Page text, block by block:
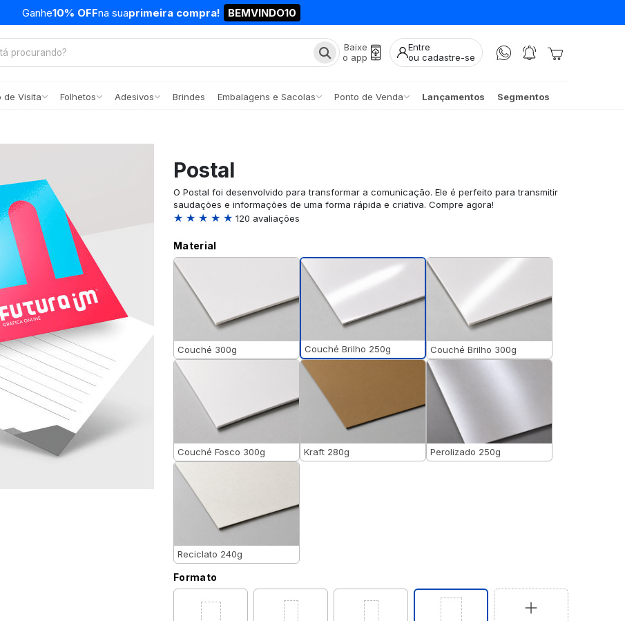
Ganhe10% OFFna suaprimeira compra! BEMVINDO10
Baixe
o app
Entre
ou cadastre-se
de Visita Folhetos Adesivos Brindes Embalagens e Sacolas Ponto de Venda Lançamentos Segmentos
Postal
O Postal foi desenvolvido para transformar a comunicação. Ele é perfeito para transmitir
saudações e informações de uma forma rápida e criativa. Compre agora!
★ ★ ★ ★ ★ 120 avaliações
Material
Couché 300g Couché Brilho 250g Couché Brilho 300g
Couché Fosco 300g Kraft 280g Perolizado 250g
Reciclato 240g
Formato